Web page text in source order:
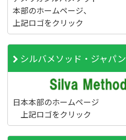
本部のホームページ、
上記ロゴをクリック
シルバメソッド・ジャパン
日本本部のホームページ
上記ロゴをクリック